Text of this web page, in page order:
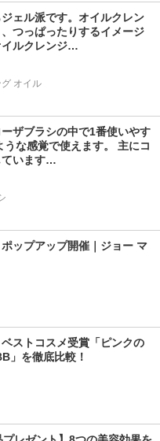
ェル派です。オイルクレン
つっぱったりするイメージ
イルクレンジ…
オイル
ザブラシの中で1番使いやす
うな感覚で使えます。 主にコ
ています…
ップアップ開催｜ジョー マ
ストコスメ受賞「ピンクの
」を徹底比較！